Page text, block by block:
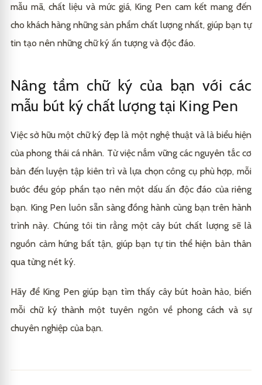
mẫu mã, chất liệu và mức giá, King Pen cam kết mang đến
cho khách hàng những sản phẩm chất lượng nhất, giúp bạn tự
tin tạo nên những chữ ký ấn tượng và độc đáo.
Nâng tầm chữ ký của bạn với các
mẫu bút ký chất lượng tại King Pen
Việc sở hữu một chữ ký đẹp là một nghệ thuật và là biểu hiện
của phong thái cá nhân. Từ việc nắm vững các nguyên tắc cơ
bản đến luyện tập kiên trì và lựa chọn công cụ phù hợp, mỗi
bước đều góp phần tạo nên một dấu ấn độc đáo của riêng
bạn. King Pen luôn sẵn sàng đồng hành cùng bạn trên hành
trình này. Chúng tôi tin rằng một cây bút chất lượng sẽ là
nguồn cảm hứng bất tận, giúp bạn tự tin thể hiện bản thân
qua từng nét ký.
Hãy để King Pengiúp bạn tìm thấy cây bút hoàn hảo, biến
mỗi chữ ký thành một tuyên ngôn về phong cách và sự
chuyên nghiệp của bạn.